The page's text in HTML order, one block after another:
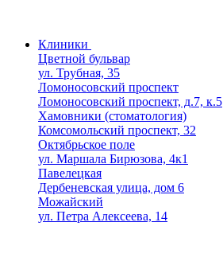
Клиники
Цветной бульвар
ул. Трубная, 35
Ломоносовский проспект
Ломоносовский проспект, д.7, к.5
Хамовники (стоматология)
Комсомольский проспект, 32
Октябрьское поле
ул. Маршала Бирюзова, 4к1
Павелецкая
Дербеневская улица, дом 6
Можайский
ул. Петра Алексеева, 14